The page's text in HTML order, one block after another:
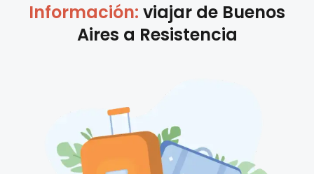
Información: viajar de Buenos
Aires a Resistencia